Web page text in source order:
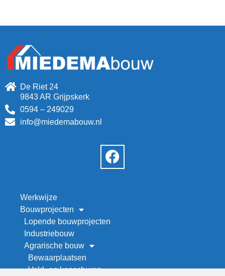
De Riet 24
9843 AR Grijpskerk
0594 – 249029
info@miedemabouw.nl
Werkwijze
Bouwprojecten
Lopende bouwprojecten
Industriebouw
Agrarische bouw
Bewaarplaatsen
Veld- en kapschuren